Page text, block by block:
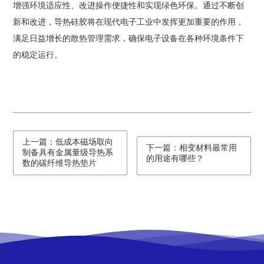
增强环境适应性、改进操作便捷性和实现绿色环保。通过不断创
新和改进，导热硅胶将在现代电子工业中发挥更加重要的作用，
满足日益增长的散热管理需求，确保电子设备在各种环境条件下
的稳定运行。
上一篇：低成本磁场取向
制备具有金属量级导热系
数的碳纤维导热垫片
下一篇：相变材料最常用
的用途有哪些？